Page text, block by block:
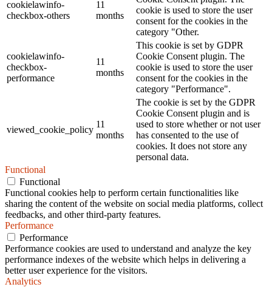
cookielawinfo-
checkbox-others
11
months
cookie is used to store the user
consent for the cookies in the
category "Other.
cookielawinfo-
checkbox-
performance
11
months
This cookie is set by GDPR
Cookie Consent plugin. The
cookie is used to store the user
consent for the cookies in the
category "Performance".
viewed_cookie_policy
11
months
The cookie is set by the GDPR
Cookie Consent plugin and is
used to store whether or not user
has consented to the use of
cookies. It does not store any
personal data.
Functional
Functional
Functional cookies help to perform certain functionalities like
sharing the content of the website on social media platforms, collect
feedbacks, and other third-party features.
Performance
Performance
Performance cookies are used to understand and analyze the key
performance indexes of the website which helps in delivering a
better user experience for the visitors.
Analytics